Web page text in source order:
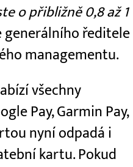
o přibližně 0,8 až 1
generálního ředitele
managementu.
všechny
Pay, Garmin Pay,
nyní odpadá i
kartu. Pokud